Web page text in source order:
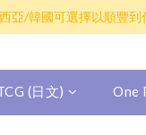
產品買滿$800包順豐(香
亞/韓國可選擇以順豐到
(日文) One